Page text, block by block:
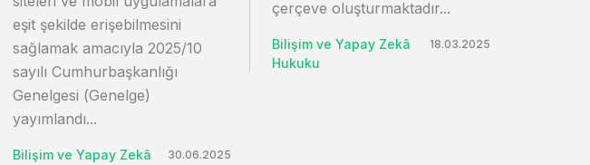
eşit şekilde erişebilmesini
sağlamak amacıyla 2025/10
sayılı Cumhurbaşkanlığı
Genelgesi (Genelge)
yayımlandı...
Bilişim ve Yapay Zekâ
30.06.2025
çerçeve oluşturmaktadır...
Bilişim ve Yapay Zekâ
Hukuku
18.03.2025